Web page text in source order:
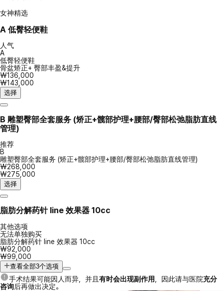
女神精选
A 低臀轻便鞋
人气
A
低臀轻便鞋
骨盆矫正+ 臀部丰盈&提升
₩136,000
₩143,000
选择
B 雕塑臀部全套服务 (矫正+髋部护理+腰部/臀部松弛脂肪直线
管理)
推荐
B
雕塑臀部全套服务 (矫正+髋部护理+腰部/臀部松弛脂肪直线管理)
₩268,000
₩275,000
选择
脂肪分解药针 line 效果器 10cc
其他选项
无法单独购买
脂肪分解药针 line 效果器 10cc
₩92,000
₩99,000
查看全部3个选项
手术结果可能因人而异，并且 有时会出现副作用 ，因此请与医院充分
咨询后再做出决定。